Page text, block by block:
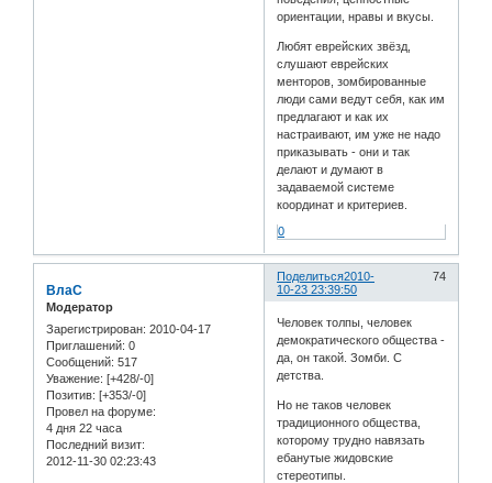
ориентации, нравы и вкусы.
Любят еврейских звёзд,
слушают еврейских
менторов, зомбированные
люди сами ведут себя, как им
предлагают и как их
настраивают, им уже не надо
приказывать - они и так
делают и думают в
задаваемой системе
координат и критериев.
0
Поделиться 74
2010-
10-23 23:39:50
ВлаС
Модератор
Зарегистрирован: 2010-04-17
Приглашений: 0
Сообщений: 517
Уважение: [+428/-0]
Позитив: [+353/-0]
Провел на форуме:
4 дня 22 часа
Последний визит:
2012-11-30 02:23:43
Человек толпы, человек
демократического общества -
да, он такой. Зомби. С
детства.
Но не таков человек
традиционного общества,
которому трудно навязать
ебанутые жидовские
стереотипы.